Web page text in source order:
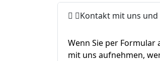
Kontakt mit uns
Wenn Sie per
mit uns aufnehmen,